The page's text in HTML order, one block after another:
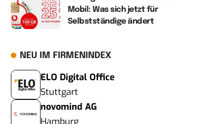
Mobil: Was sich jetzt für
Selbstständige ändert
NEU IM FIRMENINDEX
ELO Digital Office
Stuttgart
novomind AG
Hamburg